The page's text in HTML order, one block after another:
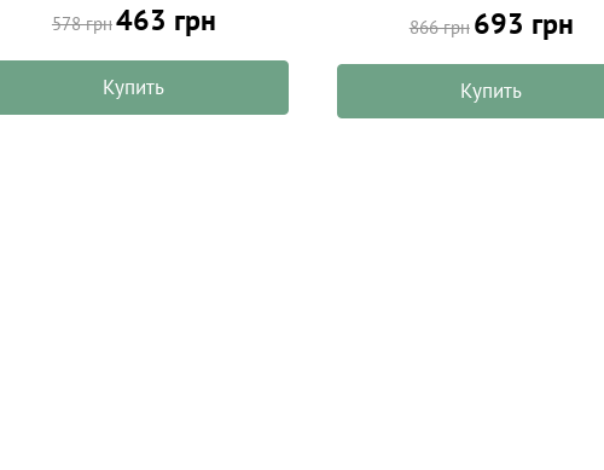
578 грн463 грн
Купить
866 грн 693 грн
Купить